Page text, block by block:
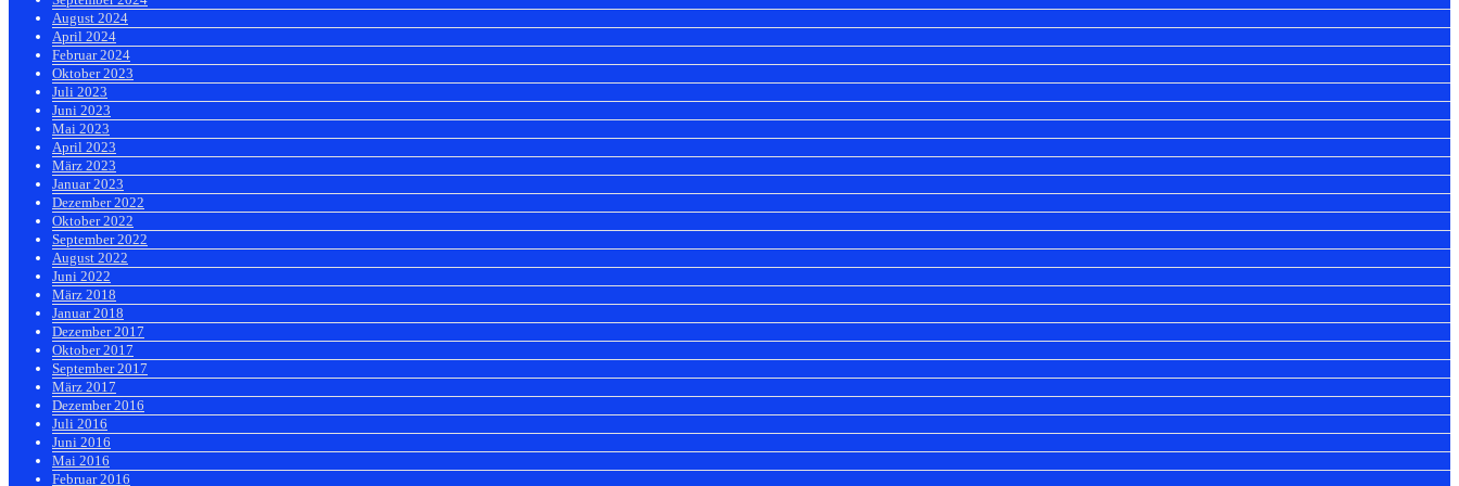
August 2024
April 2024
Februar 2024
Oktober 2023
Juli 2023
Juni 2023
Mai 2023
April 2023
März 2023
Januar 2023
Dezember 2022
Oktober 2022
September 2022
August 2022
Juni 2022
März 2018
Januar 2018
Dezember 2017
Oktober 2017
September 2017
März 2017
Dezember 2016
Juli 2016
Juni 2016
Mai 2016
Februar 2016